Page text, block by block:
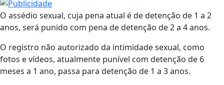
O assédio sexual, cuja pena atual é de detenção de 1 a 2
anos, será punido com pena de detenção de 2 a 4 anos.
O registro não autorizado da intimidade sexual, como
fotos e vídeos, atualmente punível com detenção de 6
meses a 1 ano, passa para detenção de 1 a 3 anos.